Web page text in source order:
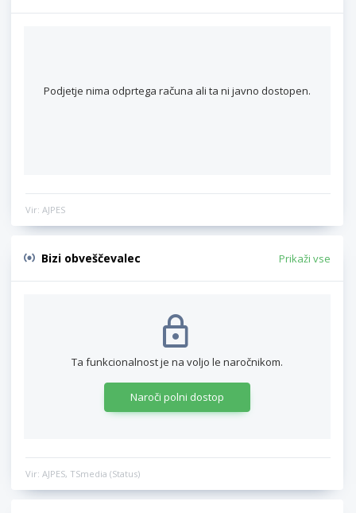
Podjetje nima odprtega računa ali ta ni javno dostopen.
Vir: AJPES
Bizi obveščevalec Prikaži vse
Ta funkcionalnost je na voljo le naročnikom.
Naroči polni dostop
Vir: AJPES, TSmedia (Status)